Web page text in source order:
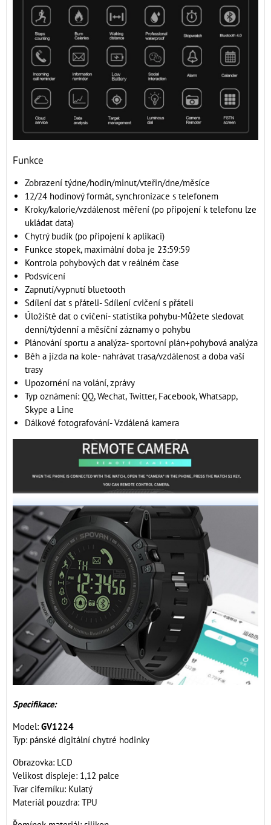
Funkce
Zobrazení týdne/hodin/minut/vteřin/dne/měsíce
12/24 hodinový formát, synchronizace s telefonem
Kroky/kalorie/vzdálenost měření (po připojení k telefonu lze
ukládat data)
Chytrý budík (po připojení k aplikaci)
Funkce stopek, maximální doba je 23:59:59
Kontrola pohybových dat v reálném čase
Podsvícení
Zapnutí/vypnutí bluetooth
Sdílení dat s přáteli- Sdílení cvičení s přáteli
Úložiště dat o cvičení- statistika pohybu-Můžete sledovat
denní/týdenní a měsíční záznamy o pohybu
Plánování sportu a analýza- sportovní plán+pohybová analýza
Běh a jízda na kole- nahrávat trasa/vzdálenost a doba vaší
trasy
Upozornéní na volání, zprávy
Typ oznámení: QQ, Wechat, Twitter, Facebook, Whatsapp,
Skype a Line
Dálkové fotografování- Vzdálená kamera
Specifikace:
Model: GV1224
Typ: pánské digitální chytré hodinky
Obrazovka: LCD
Velikost displeje: 1,12 palce
Tvar ciferníku: Kulatý
Materiál pouzdra: TPU